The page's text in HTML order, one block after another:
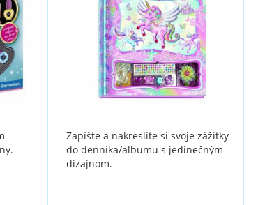
Zapíšte a nakreslite si svoje zážitky
do denníka/albumu s jedinečným
dizajnom.